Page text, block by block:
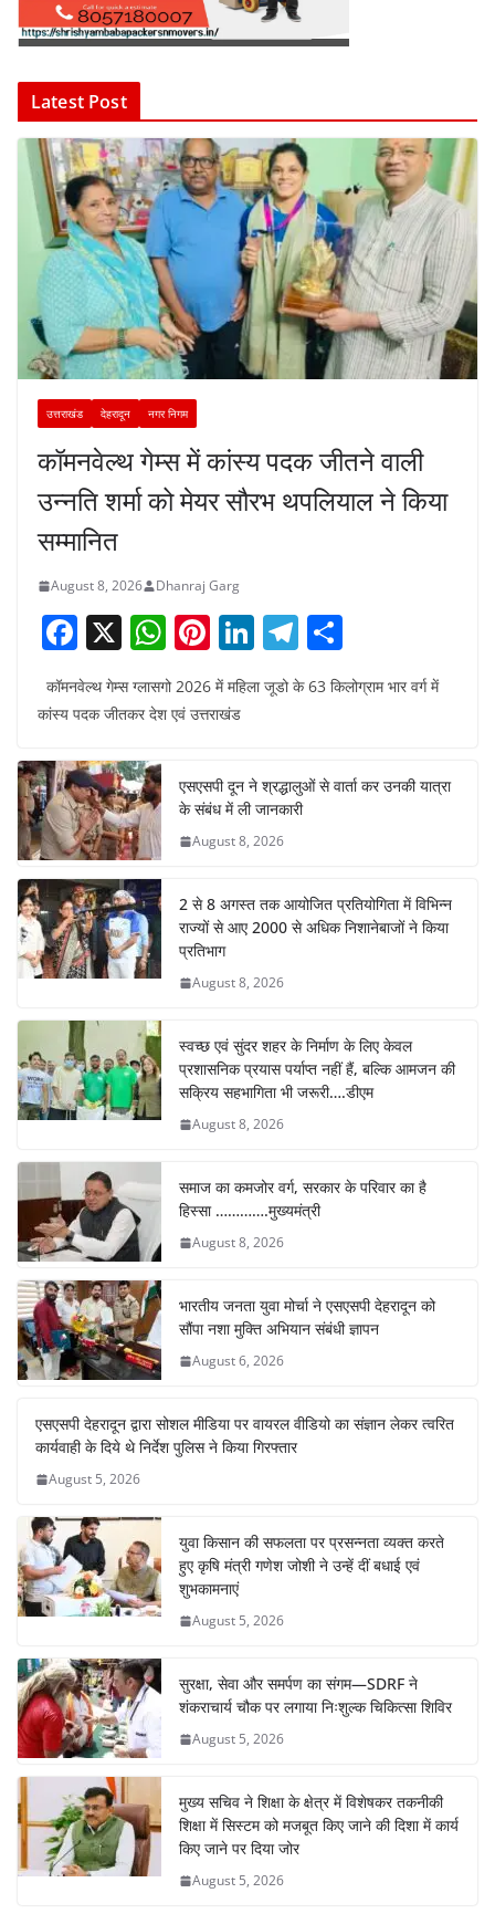
Latest Post
उत्तराखंड देहरादून नगर निगम
कॉमनवेल्थ गेम्स में कांस्य पदक जीतने वाली
उन्नति शर्मा को मेयर सौरभ थपलियाल ने किया
सम्मानित
August 8, 2026 Dhanraj Garg
F
a
c
b
o
o
k
X W
h
at
s
A
p
p
Pi
nt
er
st
Li
k
dI
n
T
e
a
m
h
ar
कॉमनवेल्थ गेम्स ग्लासगो 2026 में महिला जूडो के 63 किलोग्राम भार वर्ग में
कांस्य पदक जीतकर देश एवं उत्तराखंड
एसएसपी दून ने श्रद्धालुओं से वार्ता कर उनकी यात्रा
के संबंध में ली जानकारी
August 8, 2026
2 से 8 अगस्त तक आयोजित प्रतियोगिता में विभिन्न
राज्यों से आए 2000 से अधिक निशानेबाजों ने किया
प्रतिभाग
August 8, 2026
स्वच्छ एवं सुंदर शहर के निर्माण के लिए केवल
प्रशासनिक प्रयास पर्याप्त नहीं हैं, बल्कि आमजन की
सक्रिय सहभागिता भी जरूरी….डीएम
August 8, 2026
समाज का कमजोर वर्ग, सरकार के परिवार का है
हिस्सा ………….मुख्यमंत्री
August 8, 2026
भारतीय जनता युवा मोर्चा ने एसएसपी देहरादून को
सौंपा नशा मुक्ति अभियान संबंधी ज्ञापन
August 6, 2026
एसएसपी देहरादून द्वारा सोशल मीडिया पर वायरल वीडियो का संज्ञान लेकर त्वरित
कार्यवाही के दिये थे निर्देश पुलिस ने किया गिरफ्तार
August 5, 2026
युवा किसान की सफलता पर प्रसन्नता व्यक्त करते
हुए कृषि मंत्री गणेश जोशी ने उन्हें दीं बधाई एवं
शुभकामनाएं
August 5, 2026
सुरक्षा, सेवा और समर्पण का संगम—SDRF ने
शंकराचार्य चौक पर लगाया निःशुल्क चिकित्सा शिविर
August 5, 2026
मुख्य सचिव ने शिक्षा के क्षेत्र में विशेषकर तकनीकी
शिक्षा में सिस्टम को मजबूत किए जाने की दिशा में कार्य
किए जाने पर दिया जोर
August 5, 2026